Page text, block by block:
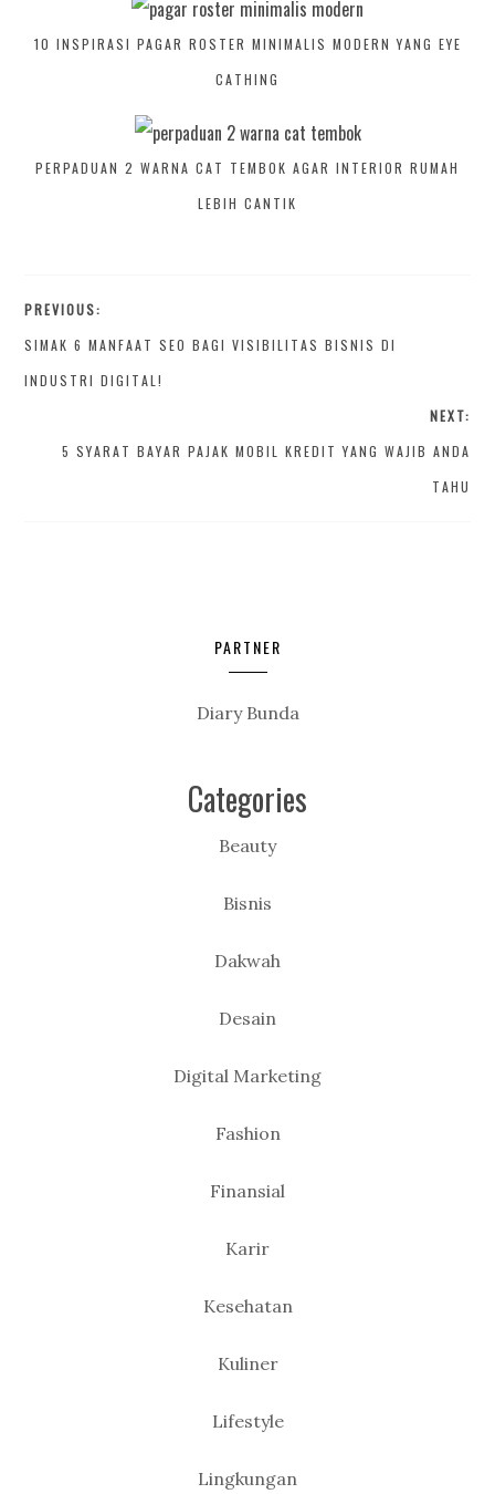
10 INSPIRASI PAGAR ROSTER MINIMALIS MODERN YANG EYE
CATHING
PERPADUAN 2 WARNA CAT TEMBOK AGAR INTERIOR RUMAH
LEBIH CANTIK
PREVIOUS:
SIMAK 6 MANFAAT SEO BAGI VISIBILITAS BISNIS DI
INDUSTRI DIGITAL!
NEXT:
5 SYARAT BAYAR PAJAK MOBIL KREDIT YANG WAJIB ANDA
TAHU
PARTNER
Diary Bunda
Categories
Beauty
Bisnis
Dakwah
Desain
Digital Marketing
Fashion
Finansial
Karir
Kesehatan
Kuliner
Lifestyle
Lingkungan